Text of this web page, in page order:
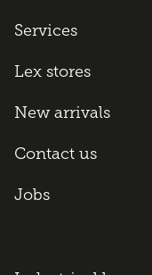
Services
Lex stores
New arrivals
Contact us
Jobs